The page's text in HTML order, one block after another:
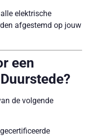
elektrische
afgestemd op jouw
een
de volgende